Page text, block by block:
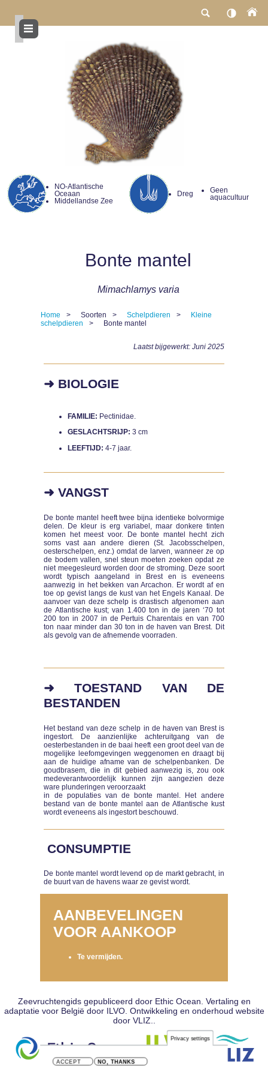
inhoud
NO-Atlantische
Oceaan
Middellandse Zee
Dreg
Geen
aquacultuur
Bonte mantel
Mimachlamys varia
Kruimelpad
Home Soorten Schelpdieren
Kleine
schelpdieren
Bonte mantel
Laatst bijgewerkt: Juni 2025
➜ BIOLOGIE
FAMILIE: Pectinidae.
GESLACHTSRIJP: 3 cm
LEEFTIJD: 4-7 jaar.
➜ VANGST
De bonte mantel heeft twee bijna identieke bolvormige
delen. De kleur is erg variabel, maar donkere tinten
komen het meest voor. De bonte mantel hecht zich
soms vast aan andere dieren (St. Jacobsschelpen,
oesterschelpen, enz.) omdat de larven, wanneer ze op
de bodem vallen, snel steun moeten zoeken opdat ze
niet meegesleurd worden door de stroming. Deze soort
wordt typisch aangeland in Brest en is eveneens
aanwezig in het bekken van Arcachon. Er wordt af en
toe op gevist langs de kust van het Engels Kanaal. De
aanvoer van deze schelp is drastisch afgenomen aan
de Atlantische kust; van 1.400 ton in de jaren ‘70 tot
200 ton in 2007 in de Pertuis Charentais en van 700
ton naar minder dan 30 ton in de haven van Brest. Dit
als gevolg van de afnemende voorraden.
➜ TOESTAND VAN DE
BESTANDEN
Het bestand van deze schelp in de haven van Brest is
ingestort. De aanzienlijke achteruitgang van de
oesterbestanden in de baai heeft een groot deel van de
mogelijke leefomgevingen weggenomen en draagt bij
aan de huidige afname van de schelpenbanken. De
goudbrasem, die in dit gebied aanwezig is, zou ook
medeverantwoordelijk kunnen zijn aangezien deze
ware plunderingen veroorzaakt
in de populaties van de bonte mantel. Het andere
bestand van de bonte mantel aan de Atlantische kust
wordt eveneens als ingestort beschouwd.
CONSUMPTIE
De bonte mantel wordt levend op de markt gebracht, in
de buurt van de havens waar ze gevist wordt.
AANBEVELINGEN
VOOR AANKOOP
Te vermijden.
Zeevruchtengids gepubliceerd door Ethic Ocean. Vertaling en
adaptatie voor België door ILVO. Ontwikkeling en onderhoud website
door VLIZ..
Privacy settings
ACCEPT NO, THANKS